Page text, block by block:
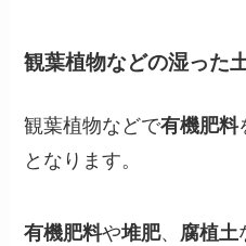
観葉植物などの湿った
観葉植物などで有機肥料
となります。
有機肥料や堆肥、 腐植土